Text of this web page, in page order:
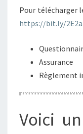
Pour télécharger
https://bit.ly/
Assurance
Règlement
Voici